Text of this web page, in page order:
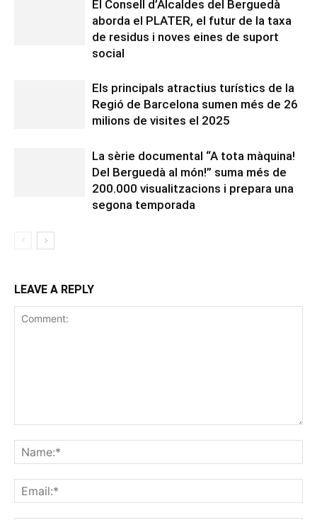
El Consell d’Alcaldes del Berguedà
aborda el PLATER, el futur de la taxa
de residus i noves eines de suport
social
Els principals atractius turístics de la
Regió de Barcelona sumen més de 26
milions de visites el 2025
La sèrie documental “A tota màquina!
Del Berguedà al món!” suma més de
200.000 visualitzacions i prepara una
segona temporada
LEAVE A REPLY